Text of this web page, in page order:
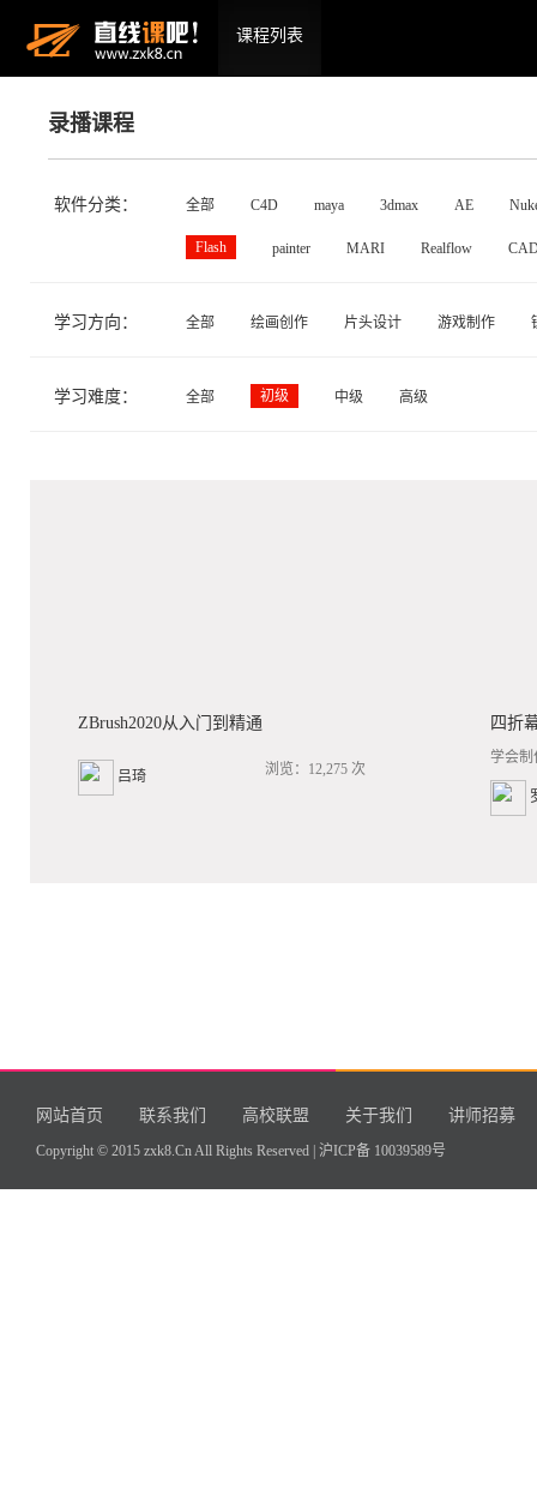
课程列表
录播课程
软件分类： 全部 C4D maya 3dmax AE
Flash painter MARI Realflow
学习方向： 全部 绘画创作 片头设计 游戏制作
学习难度： 全部 初级 中级 高级
ZBrush2020从入门到精通
吕琦 浏览：12,275 次
四折
学会制
网站首页 联系我们 高校联盟 关于我们 讲师招募
Copyright © 2015 zxk8.Cn All Rights Reserved | 沪ICP备 10039589号